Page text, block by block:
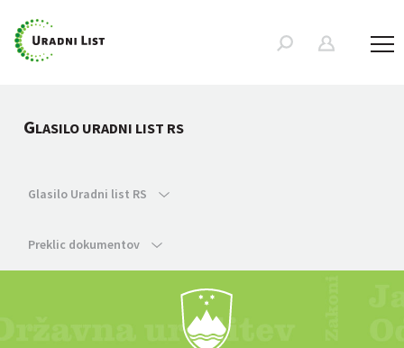
GLASILO URADNI LIST RS
Glasilo Uradni list RS
Preklic dokumentov